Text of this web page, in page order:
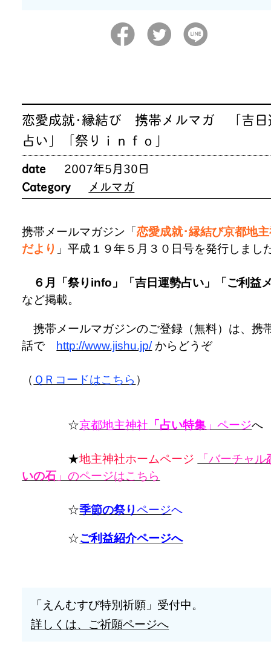
恋愛成就･縁結び 携帯メルマガ 「吉日
占い」「祭りｉｎｆｏ」
date
2007年5月30日
Category
メルマガ
携帯メールマガジン「恋愛成就･縁結び京都地
だより 」平成１９年５月３０日号を発行しまし
６月「祭りinfo」「吉日運勢占い」「ご利益
など掲載。
携帯メールマガジンのご登録（無料）は、携
話で http://www.jishu.jp/からどうぞ
（ ＱＲコードはこちら ）
☆京都地主神社 「占い特集 」ページへ
★地主神社ホームページ 「バーチャル
いの石 」のページはこちら
☆季節の祭りページへ
☆ご利益紹介ページへ
「えんむすび特別祈願」受付中。
詳しくは、ご祈願ページへ